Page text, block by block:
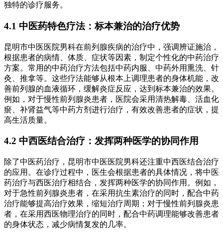
独特的诊疗服务。
4.1 中医药特色疗法：标本兼治的治疗优势
昆明市中医医院男科在前列腺疾病的治疗中，强调辨证施治，
根据患者的病情、体质、症状等因素，制定个性化的中药治疗
方案。常用的中药治疗方法包括中药内服、中药外用熏洗、针
灸、推拿等。这些疗法能够从根本上调理患者的身体机能，改
善前列腺的血液循环，缓解炎症反应，达到标本兼治的效果。
例如，对于慢性前列腺炎患者，医院会采用清热解毒、活血化
瘀、补肾益气等中药方剂进行治疗，有效改善患者的症状，提
高生活质量。
4.2 中西医结合治疗：发挥两种医学的协同作用
除了中医药治疗，昆明市中医医院男科还注重中西医结合治疗
的应用。在诊疗过程中，医生会根据患者的具体情况，将中医
药治疗与西医治疗相结合，发挥两种医学的协同作用。例如，
对于急性前列腺炎患者，在采用抗生素治疗的同时，配合中药
治疗能够提高治疗效果，缩短治疗周期；对于慢性前列腺炎患
者，在采用西医物理治疗的同时，配合中药调理能够改善患者
的身体状态，减少病情复发的几率。